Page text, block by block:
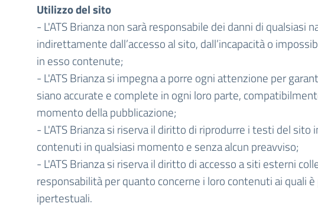
Utilizzo del sito
- L'ATS Brianza non sarà responsabile dei danni di qualsiasi
indirettamente dall’accesso al sito, dall’incapacità o
in esso contenute;
- L'ATS Brianza si impegna a porre ogni attenzione per
siano accurate e complete in ogni loro parte,
momento della pubblicazione;
- L'ATS Brianza si riserva il diritto di riprodurre i testi del sito
contenuti in qualsiasi momento e senza alcun preavviso;
- L'ATS Brianza si riserva il diritto di accesso a siti esterni
responsabilità per quanto concerne i loro contenuti ai quali
ipertestuali.